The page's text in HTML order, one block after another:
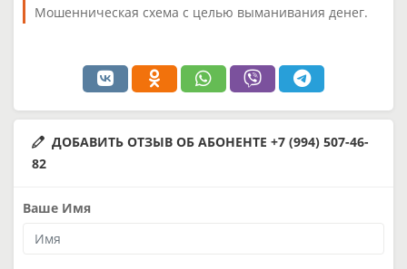
Мошенническая схема с целью выманивания денег.
ДОБАВИТЬ ОТЗЫВ ОБ АБОНЕНТЕ +7 (994) 507-46-
82
Ваше Имя